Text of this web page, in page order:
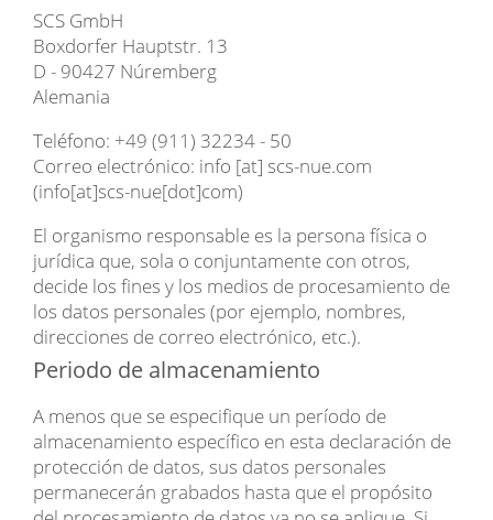
SCS GmbH
Boxdorfer Hauptstr. 13
D - 90427 Núremberg
Alemania
Teléfono: +49 (911) 32234 - 50
Correo electrónico: info [at] scs-nue.com
(info[at]scs-nue[dot]com)
El organismo responsable es la persona física o
jurídica que, sola o conjuntamente con otros,
decide los fines y los medios de procesamiento de
los datos personales (por ejemplo, nombres,
direcciones de correo electrónico, etc.).
Periodo de almacenamiento
A menos que se especifique un período de
almacenamiento específico en esta declaración de
protección de datos, sus datos personales
permanecerán grabados hasta que el propósito